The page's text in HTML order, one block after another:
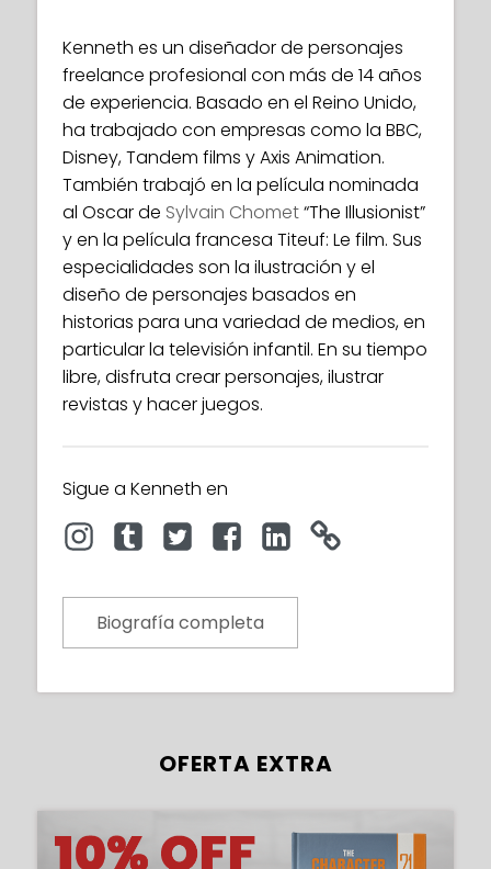
Kenneth es un diseñador de personajes
freelance profesional con más de 14 años
de experiencia. Basado en el Reino Unido,
ha trabajado con empresas como la BBC,
Disney, Tandem films y Axis Animation.
También trabajó en la película nominada
al Oscar de Sylvain Chomet“The Illusionist”
y en la película francesa Titeuf: Le film. Sus
especialidades son la ilustración y el
diseño de personajes basados en
historias para una variedad de medios, en
particular la televisión infantil. En su tiempo
libre, disfruta crear personajes, ilustrar
revistas y hacer juegos.
Sigue a Kenneth en
Biografía completa
OFERTA EXTRA